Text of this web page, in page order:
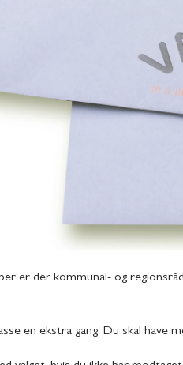
er der kommunal- og
en ekstra gang. Du skal have